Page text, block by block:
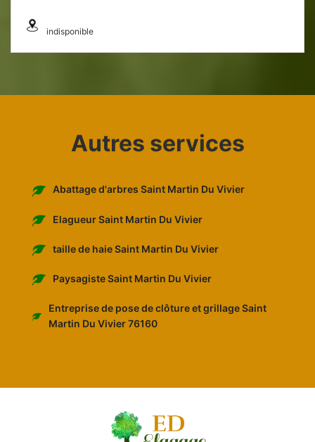
indisponible
Autres services
Abattage d'arbres Saint Martin Du Vivier
Elagueur Saint Martin Du Vivier
taille de haie Saint Martin Du Vivier
Paysagiste Saint Martin Du Vivier
Entreprise de pose de clôture et grillage Saint
Martin Du Vivier 76160